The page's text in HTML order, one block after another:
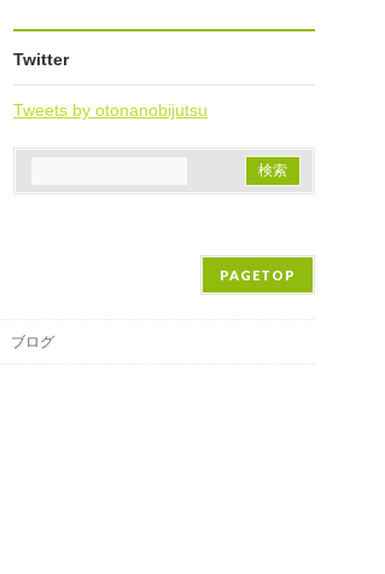
Twitter
Tweets by otonanobijutsu
PAGETOP
ブログ